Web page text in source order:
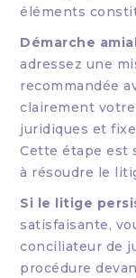
éléments
Démarche
adressez une
recommandée
clairement
juridiques et
Cette étape est
à résoudre le
Si le litige
satisfaisante,
conciliateur de
procédure